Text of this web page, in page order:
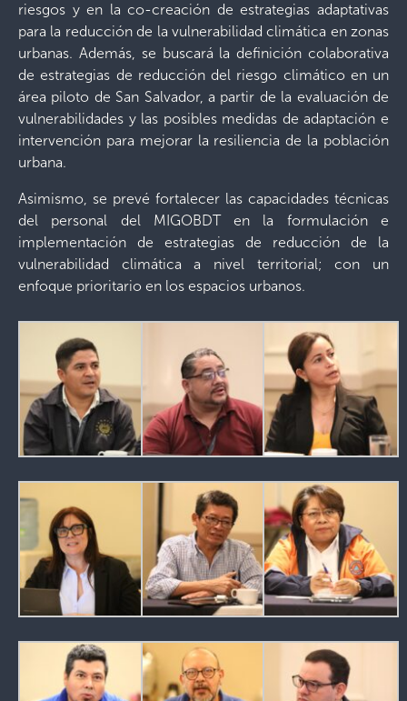
riesgos y en la co-creación de estrategias adaptativas
para la reducción de la vulnerabilidad climática en zonas
urbanas. Además, se buscará la definición colaborativa
de estrategias de reducción del riesgo climático en un
área piloto de San Salvador, a partir de la evaluación de
vulnerabilidades y las posibles medidas de adaptación e
intervención para mejorar la resiliencia de la población
urbana.
Asimismo, se prevé fortalecer las capacidades técnicas
del personal del MIGOBDT en la formulación e
implementación de estrategias de reducción de la
vulnerabilidad climática a nivel territorial; con un
enfoque prioritario en los espacios urbanos.